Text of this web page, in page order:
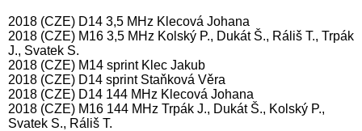
2018 (CZE) D14 3,5 MHz Klecová Johana
2018 (CZE) M16 3,5 MHz Kolský P., Dukát Š., Ráliš T., Trpák
J., Svatek S.
2018 (CZE) M14 sprint Klec Jakub
2018 (CZE) D14 sprint Staňková Věra
2018 (CZE) D14 144 MHz Klecová Johana
2018 (CZE) M16 144 MHz Trpák J., Dukát Š., Kolský P.,
Svatek S., Ráliš T.